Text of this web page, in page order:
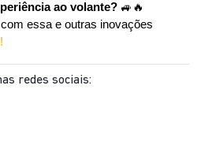
ao volante? 🚙🔥
essa e outras inovações
!
redes sociais: